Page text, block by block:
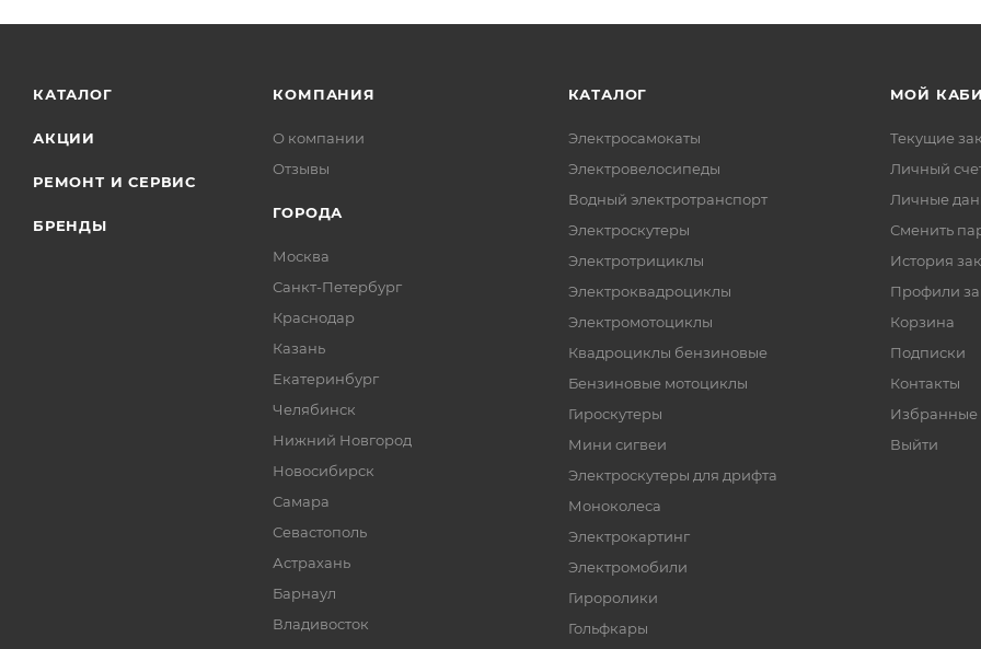
КАТАЛОГ
АКЦИИ
РЕМОНТ И СЕРВИС
БРЕНДЫ
КОМПАНИЯ
О компании
Отзывы
ГОРОДА
Москва
Санкт-Петербург
Краснодар
Казань
Екатеринбург
Челябинск
Нижний Новгород
Новосибирск
Самара
Севастополь
Астрахань
Барнаул
Владивосток
КАТАЛОГ
Электросамокаты
Электровелосипеды
Водный электротранспорт
Электроскутеры
Электротрициклы
Электроквадроциклы
Электромотоциклы
Квадроциклы бензиновые
Бензиновые мотоциклы
Гироскутеры
Мини сигвеи
Электроскутеры для дрифта
Моноколеса
Электрокартинг
Электромобили
Гироролики
Гольфкары
МОЙ
Текущие
Личный
Личные
Сменить
История
Профили
Корзина
Подписки
Контакты
Избранные
Выйти